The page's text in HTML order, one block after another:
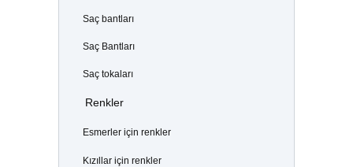
Saç bantları
Saç Bantları
Saç tokaları
Renkler
Esmerler için renkler
Kızıllar için renkler